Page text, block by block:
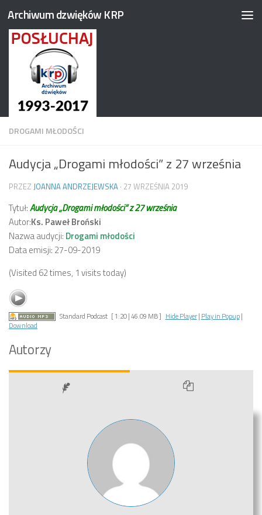
Przejdź do treści
Archiwum dzwięków KRP
DROGAMI MŁODOŚCI
Audycja „Drogami młodości” z 27 września
PRZEZ JOANNA ANDRZEJEWSKA · 27 WRZEŚNIA 2019
Tytuł:Audycja „Drogami młodości” z 27 września
Autor:Ks. Paweł Broński
Nazwa audycji: Drogami młodości
Data emisji: 27-09-2019
(Visited 62 times, 1 visits today)
Standard Podcast [ 1:20 | 46.09 MB ] Hide Player| Play in Popup|
Download
Autorzy